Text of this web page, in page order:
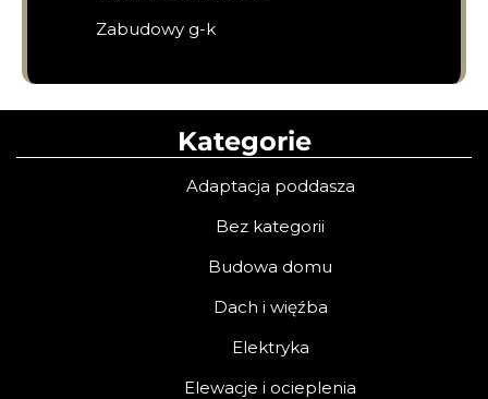
Zabudowy g-k
Kategorie
Adaptacja poddasza
Bez kategorii
Budowa domu
Dach i więźba
Elektryka
Elewacje i ocieplenia